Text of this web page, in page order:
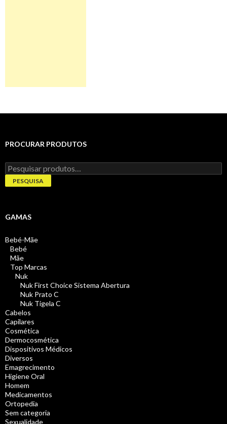
PROCURAR PRODUTOS
Pesquisar
por:
PESQUISA
GAMAS
Bebé-Mãe
Bebé
Mãe
Top Marcas
Nuk
Nuk First Choice Sistema Abertura
Nuk Prato C
Nuk Tigela C
Cabelos
Capilares
Cosmética
Dermocosmética
Dispositivos Médicos
Diversos
Emagrecimento
Higiene Oral
Homem
Medicamentos
Ortopedia
Sem categoria
Sexualidade